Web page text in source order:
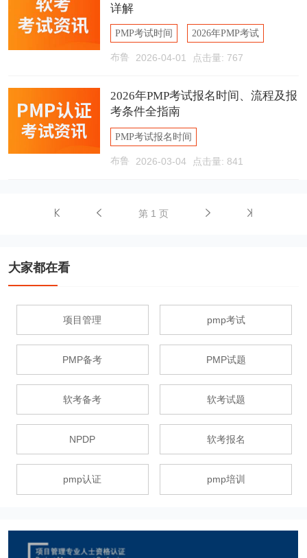
详解
PMP考试时间 2026年PMP考试
PMP备考攻略 PMP报名条件
布鲁 2026-04-01 点击量: 767
2026年PMP考试报名时间、流程及报
考条件全指南
PMP考试报名时间
PMP考试报名条件 PMP考试
布鲁 2026-03-04 点击量: 841
第 1 页
大家都在看
项目管理 pmp考试
PMP备考 PMP试题
软考备考 软考试题
NPDP 软考报名
pmp认证 pmp培训